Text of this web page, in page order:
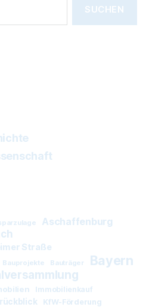
Aschaffenburg
Straße
Bauprojekte Bauträger Bayern
Immobilienkauf
KfW-Förderung